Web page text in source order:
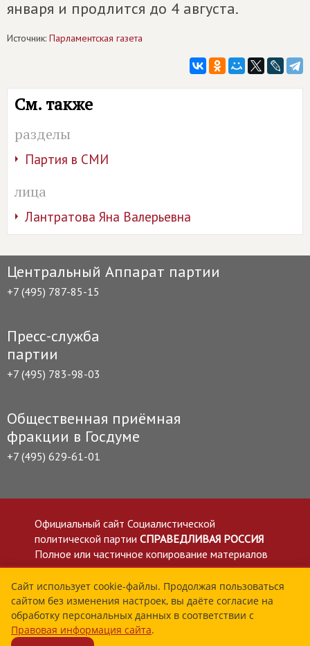
января и продлится до 4 августа.
Источник: Парламентская газета
См. также
разделы
Партия в СМИ
лица
Лантратова Яна Валерьевна
Центральный Аппарат партии
+7 (495) 787-85-15
Пресс-служба
партии
+7 (495) 783-98-03
Общественная приёмная
фракции в Госдуме
+7 (495) 629-61-01
Официальный сайт Социалистической
политической партии СПРАВЕДЛИВАЯ РОССИЯ
Полное или частичное копирование материалов
приветствуется со ссылкой на сайт spravedlivo.ru
Политика в отношении обработки персональных
данных
Все материалы сайта spravedlivo.ru доступны по
лицензии Creative Commons Attribution 4.0 International
Сайт использует cookie-файлы. Продолжая пользоваться
сайтом без изменения настроек, вы даёте согласие на
обработку персональных данных в соответствии с
Правовая информация сайта.